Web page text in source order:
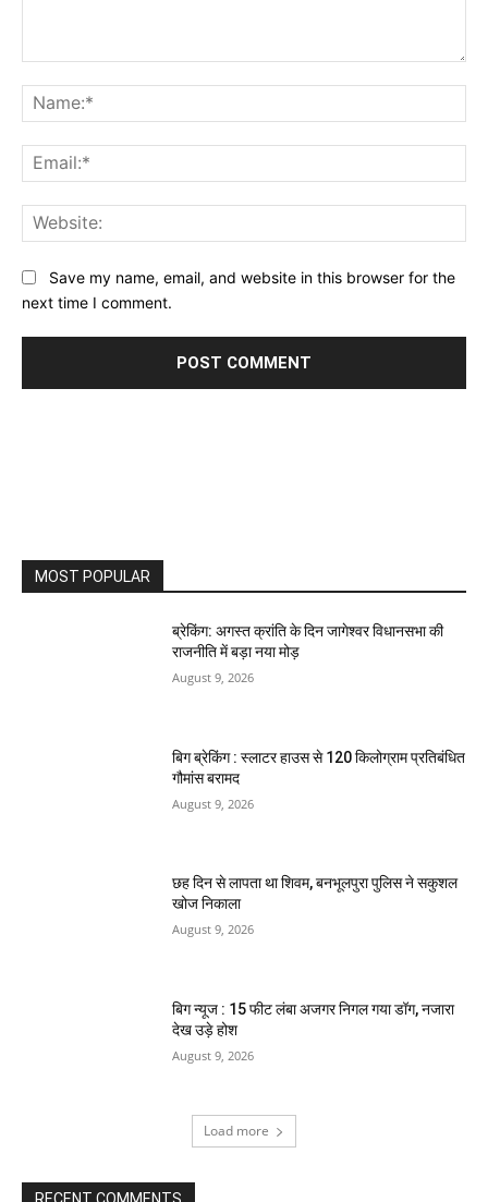
Save my name, email, and website in this browser for the
next time I comment.
MOST POPULAR
ब्रेकिंग: अगस्त क्रांति के दिन जागेश्वर विधानसभा की
राजनीति में बड़ा नया मोड़
August 9, 2026
बिग ब्रेकिंग : स्लाटर हाउस से 120 किलोग्राम प्रतिबंधित
गौमांस बरामद
August 9, 2026
छह दिन से लापता था शिवम, बनभूलपुरा पुलिस ने सकुशल
खोज निकाला
August 9, 2026
बिग न्यूज : 15 फीट लंबा अजगर निगल गया डॉग, नजारा
देख उड़े होश
August 9, 2026
Load more